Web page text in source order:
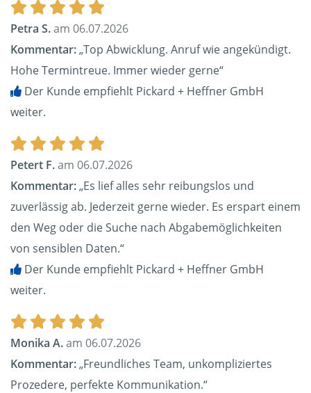
Petra S.am 06.07.2026
Kommentar:„Top Abwicklung. Anruf wie angekündigt.
Hohe Termintreue. Immer wieder gerne“
Der Kunde empfiehlt Pickard + Heffner GmbH
weiter.
Petert F.am 06.07.2026
Kommentar:„Es lief alles sehr reibungslos und
zuverlässig ab. Jederzeit gerne wieder. Es erspart einem
den Weg oder die Suche nach Abgabemöglichkeiten
von sensiblen Daten.“
Der Kunde empfiehlt Pickard + Heffner GmbH
weiter.
Monika A.am 06.07.2026
Kommentar:„Freundliches Team, unkompliziertes
Prozedere, perfekte Kommunikation.“